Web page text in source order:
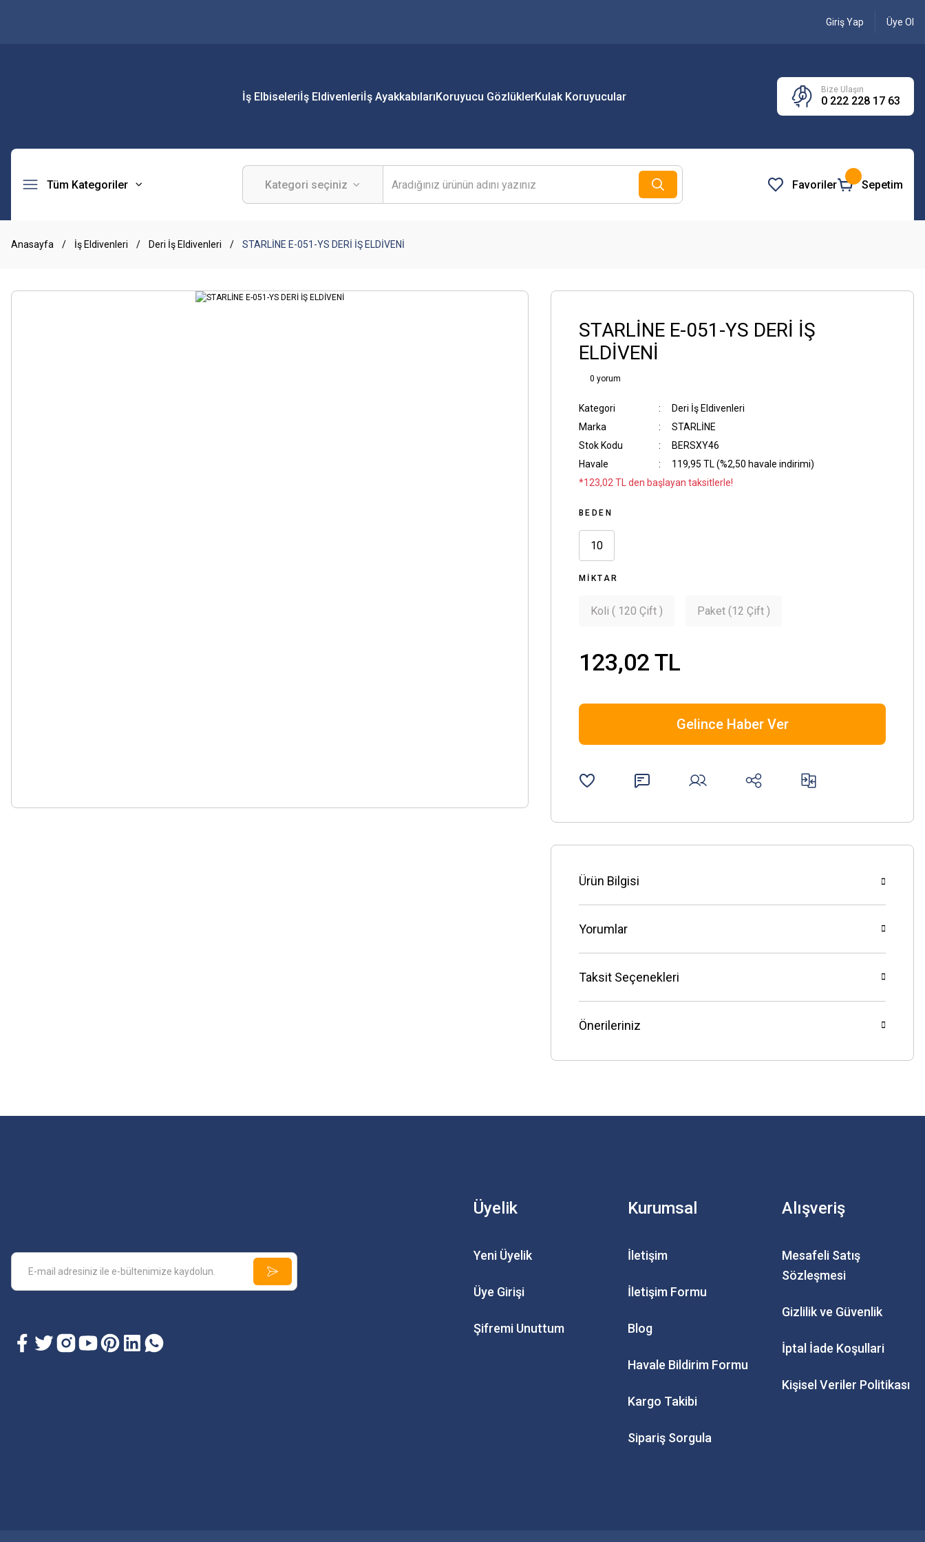
Giriş Yap Üye Ol
İş Elbiseleriİş Eldivenleriİş AyakkabılarıKoruyucu GözlüklerKulak Koruyucular
Bize Ulaşın
0 222 228 17 63
Tüm Kategoriler Favoriler Sepetim
Anasayfa İş Eldivenleri Deri İş Eldivenleri STARLİNE E-051-YS DERİ İŞ ELDİVENİ
STARLİNE E-051-YS DERİ İŞ
ELDİVENİ
0 yorum
Kategori
Deri İş Eldivenleri
Marka
STARLİNE
Stok Kodu
BERSXY46
Havale
119,95 TL (%2,50 havale indirimi)
*123,02 TL den başlayan taksitlerle!
BEDEN
10
MIKTAR
Koli ( 120 Çift ) Paket (12 Çift )
123,02 TL
Gelince Haber Ver
Ürün Bilgisi
Yorumlar
Taksit Seçenekleri
Önerileriniz
Üyelik
Yeni Üyelik
Üye Girişi
Şifremi Unuttum
Kurumsal
İletişim
İletişim Formu
Blog
Havale Bildirim Formu
Kargo Takibi
Sipariş Sorgula
Alışveriş
Mesafeli Satış
Sözleşmesi
Gizlilik ve Güvenlik
İptal İade Koşullari
Kişisel Veriler Politikası